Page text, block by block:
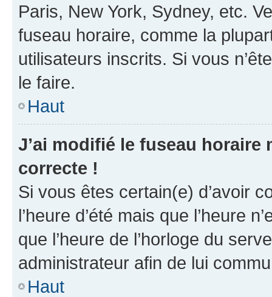
Paris, New York, Sydney, etc.
fuseau horaire, comme la
utilisateurs inscrits. Si vous
le faire.
Haut
J’ai modifié le fuseau horaire
correcte !
Si vous êtes certain(e) d’avoir
l’heure d’été mais que l’heure
que l’heure de l’horloge du
administrateur afin de lui
Haut